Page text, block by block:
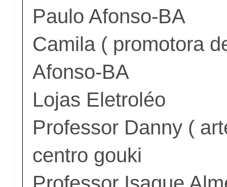
Paulo Afonso-BA
Camila ( promotora
Afonso-BA
Lojas Eletroléo
Professor Danny (
centro gouki